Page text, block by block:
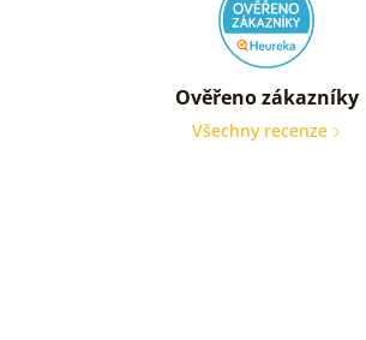
Ověřeno zákazníky
Všechny recenze